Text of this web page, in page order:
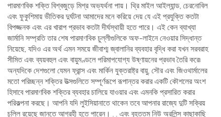
পারমাণবিক শক্তি বিশ্বজুড়ে মিশ্র অভ্যর্থনা পায়। থ্রি মাইল আইল্যান্ড, চেরনোবিল
এবং ফুকুশিমায় ভীতিকর দুর্ঘটনা আমাদের মনে করিয়ে দেয় যে এই প্রযুক্তি কতটা
বিপজ্জনক এবং এর খারাপ প্রভাব কতটা দীর্ঘস্থায়ী হতে পারে। এই কেন ব্যাখ্যা
জার্মানি সম্প্রতি তার শেষ পারমাণবিক চুল্লীগুলিকে অফ-লাইনে নেওয়ার সিদ্ধান্ত
নিয়েছে, যদিও এর অর্থ এমন সময়ে জীবাশ্ম জ্বালানির ব্যবহার বৃদ্ধি করা যখন সরবরাহ
সীমিত এবং ব্যয়বহুল এবং বায়ুমণ্ডলে পরিমাপযোগ্য উষ্ণায়নের প্রভাব তৈরি করে৷
অন্যদিকে দেশগুলো যেমন ফ্রান্স এবং মার্কিন যুক্তরাষ্ট্র বায়ু, সৌর এবং জিওথার্মালের
মতো পরিচ্ছন্ন শক্তির উত্সগুলিতে সম্পূর্ণরূপে রূপান্তর করার একটি কৌশলের অংশ
হিসাবে পারমাণবিক শক্তির ব্যবহার চালিয়ে যাওয়ার এবং এমনকি প্রসারিত করার
পরিকল্পনা করছে। আপনি যদি লুইসিয়ানাতে থাকেন তবে আপনার রাজ্যে দুটি সক্রিয়
চুল্লি রয়েছে জানতে আগ্রহী হতে পারেন। . . এবং বৃহত্তম নিউ অরলিন্স কাছাকাছি